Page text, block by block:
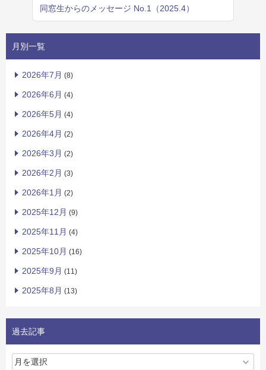
同窓生からのメッセージ No.1（2025.4）
月別一覧
2026年7月 (8)
2026年6月 (4)
2026年5月 (4)
2026年4月 (2)
2026年3月 (2)
2026年2月 (3)
2026年1月 (2)
2025年12月 (9)
2025年11月 (4)
2025年10月 (16)
2025年9月 (11)
2025年8月 (13)
過去記事